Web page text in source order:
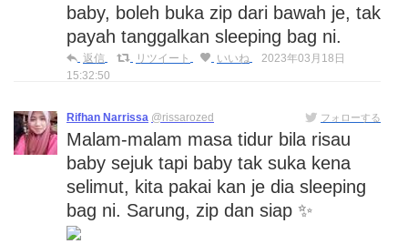
baby, boleh buka zip dari bawah je, tak
payah tanggalkan sleeping bag ni.
返信 リツイート いいね
2023年03月18日
15:32:50
Rifhan Narrissa @rissarozed フォローする
Malam-malam masa tidur bila risau
baby sejuk tapi baby tak suka kena
selimut, kita pakai kan je dia sleeping
bag ni. Sarung, zip dan siap ✨